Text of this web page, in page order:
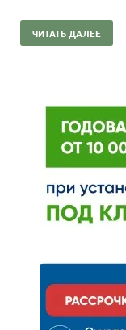
ЧИТАТЬ ДАЛЕЕ